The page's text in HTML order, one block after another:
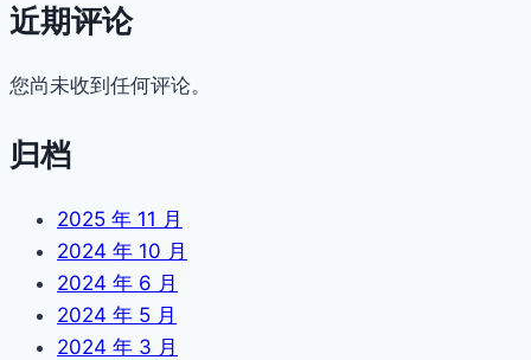
近期评论
您尚未收到任何评论。
归档
2025 年 11 月
2024 年 10 月
2024 年 6 月
2024 年 5 月
2024 年 3 月